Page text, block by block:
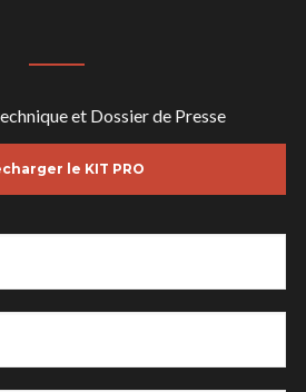
et Dossier de Presse
le KIT PRO